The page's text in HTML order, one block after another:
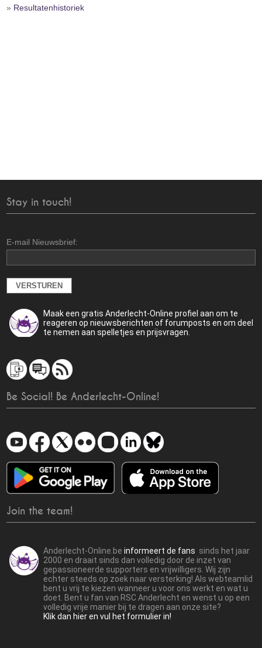
» Resultatenhistoriek
Stay in touch!
E-mail Nieuwsbrief:
Maak een gratis Anderlecht-Online profiel aan om te
reageren op nieuwsberichten of forumposts en om deel
te nemen aan spelletjes en prijsvragen.
Be Social! Be Anderlecht-Online!
Join the team!
Anderlecht-Online.beinformeert de fans sinds het jaar
2000 en draait sinds dan volledig door de inzet van
gepassioneerde supporters en vrijwilligers. Wij zijn
echter steeds op zoek naar versterking! Als webteamlid
bent u vrij te kiezen wanneer u voor ons werkt en wat u
doet. Bent u fan van RSC Anderlecht en wenst u op een
volledig vrije manier bij te dragen aan onze site?
Klik dan hier en vul het formulier in!